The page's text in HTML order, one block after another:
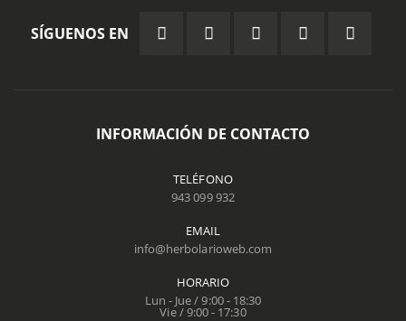
SÍGUENOS EN
INFORMACIÓN DE CONTACTO
TELÉFONO
943 099 932
EMAIL
info@herbolarioweb.com
HORARIO
Lun - Jue / 9:00 - 18:30
Vie / 9:00 - 17:30